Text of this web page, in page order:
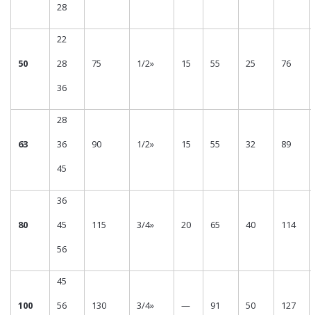
28
50
22
28
36
75 1/2» 15 55 25 76
63
28
36
45
90 1/2» 15 55 32 89
80
36
45
56
115 3/4» 20 65 40 114
100
45
56
130 3/4» — 91 50 127